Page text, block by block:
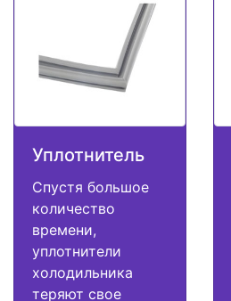
Уплотнитель
Спустя большое
количество
времени,
уплотнители
холодильника
теряют свое